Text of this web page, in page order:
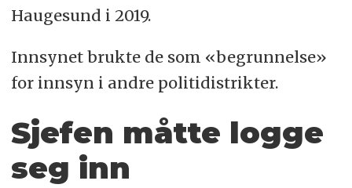
Haugesund i 2019.
Innsynet brukte de som «begrunnelse»
for innsyn i andre politidistrikter.
Sjefen måtte logge
seg inn